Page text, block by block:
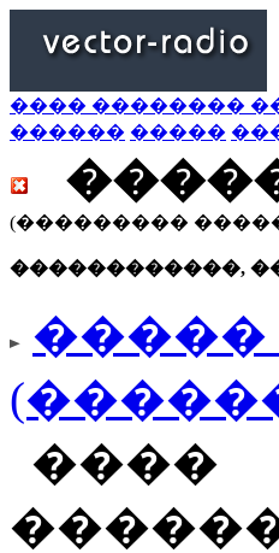
���� ��������
������ �����
(���������
������������,
�����
����